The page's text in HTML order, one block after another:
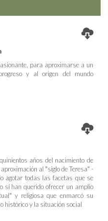
para aproximarse a un
y al origen del mundo
años del nacimiento de
al "siglo de Teresa" -
agotar todas las facetas que se
sí han querido ofrecer un amplio
y religiosa que enmarcó su
histórico y la situación social